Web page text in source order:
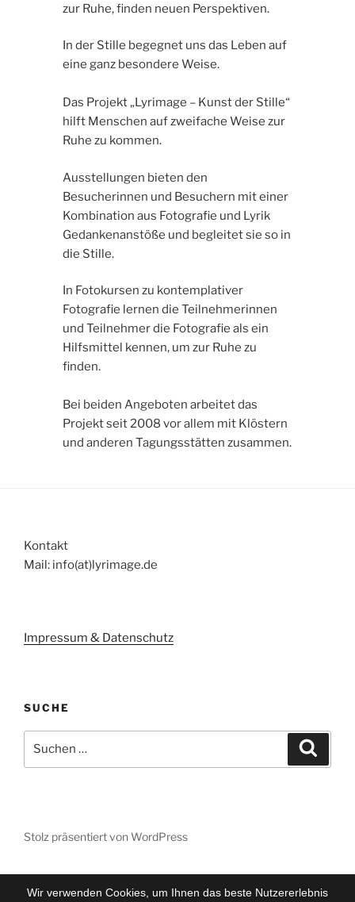
zur Ruhe, finden neuen Perspektiven.
In der Stille begegnet uns das Leben auf
eine ganz besondere Weise.
Das Projekt „Lyrimage – Kunst der Stille“
hilft Menschen auf zweifache Weise zur
Ruhe zu kommen.
Ausstellungen bieten den
Besucherinnen und Besuchern mit einer
Kombination aus Fotografie und Lyrik
Gedankenanstöße und begleitet sie so in
die Stille.
In Fotokursen zu kontemplativer
Fotografie lernen die Teilnehmerinnen
und Teilnehmer die Fotografie als ein
Hilfsmittel kennen, um zur Ruhe zu
finden.
Bei beiden Angeboten arbeitet das
Projekt seit 2008 vor allem mit Klöstern
und anderen Tagungsstätten zusammen.
Kontakt
Mail: info(at)lyrimage.de
Impressum & Datenschutz
SUCHE
nach:
Stolz präsentiert von WordPress
Wir verwenden Cookies, um Ihnen das beste Nutzererlebnis